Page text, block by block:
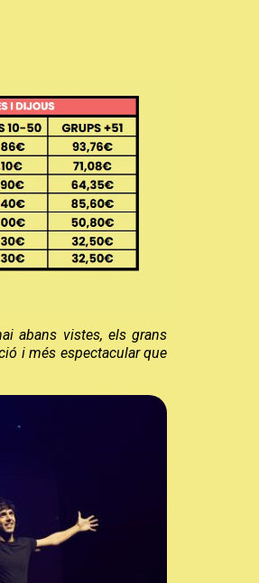
abans vistes, els grans
i més espectacular que